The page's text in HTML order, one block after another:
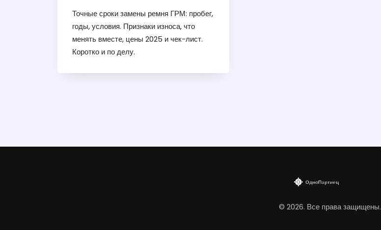
Точные сроки замены ремня ГРМ: пробег,
годы, условия. Признаки износа, что
менять вместе, цены 2025 и чек-лист.
Коротко и по делу.
© 2026. Все права защищены.